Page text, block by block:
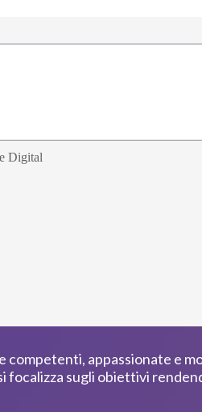
Digital
competenti, appassionate e
focalizza sugli obiettivi